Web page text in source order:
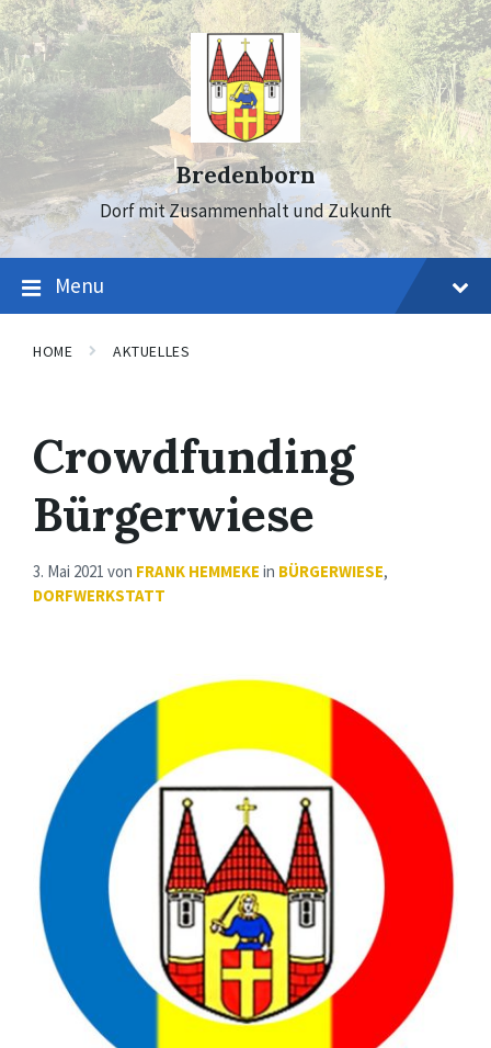
Skip
to
content
Skip
to
main
navigation
Skip
to
footer
Bredenborn
Dorf mit Zusammenhalt und Zukunft
Menu
HOME AKTUELLES
Crowdfunding
Bürgerwiese
3. Mai 2021 von FRANK HEMMEKE in BÜRGERWIESE,
DORFWERKSTATT